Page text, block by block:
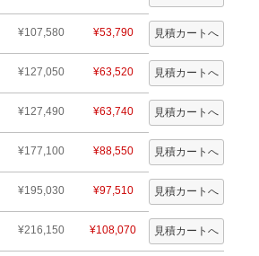
¥107,580 ¥53,790
¥127,050 ¥63,520
¥127,490 ¥63,740
¥177,100 ¥88,550
¥195,030 ¥97,510
¥216,150 ¥108,070